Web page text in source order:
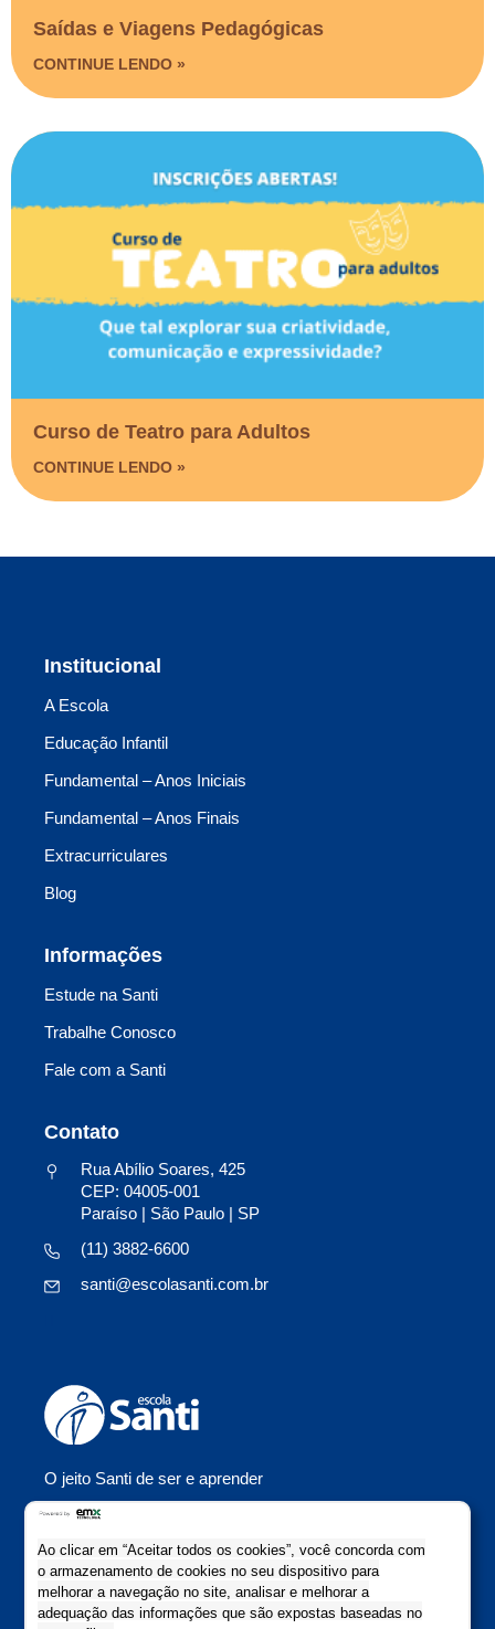
Saídas e Viagens Pedagógicas​
CONTINUE LENDO »
Curso de Teatro para Adultos
CONTINUE LENDO »
O jeito Santi de ser e aprender
Copyright Escola Santi 2021
Colaboração: Evolutiva Comunicação
Institucional
A Escola
Educação Infantil
Fundamental – Anos Iniciais
Fundamental – Anos Finais
Extracurriculares
Blog
Informações
Estude na Santi
Trabalhe Conosco
Fale com a Santi
Contato
Rua Abílio Soares, 425
CEP: 04005-001
Paraíso | São Paulo | SP
(11) 3882-6600
santi@escolasanti.com.br
Ao clicar em “Aceitar todos os cookies”, você concorda com
o armazenamento de cookies no seu dispositivo para
melhorar a navegação no site, analisar e melhorar a
adequação das informações que são expostas baseadas no